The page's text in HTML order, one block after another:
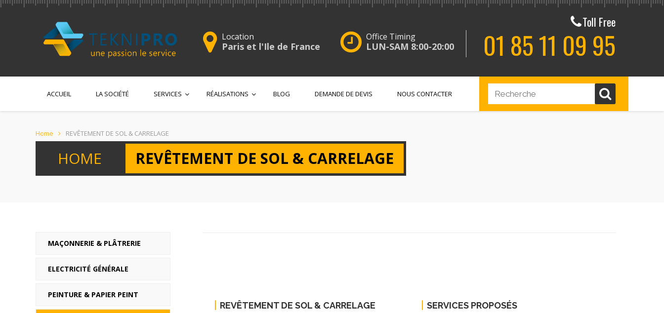
Location
Paris et l'Ile de France
Office Timing
LUN-SAM 8:00-20:00
Toll Free
01 85 11 09 95
ACCUEIL LA SOCIÉTÉ SERVICES RÉALISATIONS BLOG DEMANDE DE DEVIS NOUS CONTACTER
Home REVÊTEMENT DE SOL & CARRELAGE
HOME REVÊTEMENT DE SOL & CARRELAGE
REVÊTEMENT DE SOL & CARRELAGE SERVICES PROPOSÉS
MAÇONNERIE & PLÂTRERIE
ELECTRICITÉ GÉNÉRALE
PEINTURE & PAPIER PEINT